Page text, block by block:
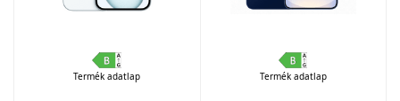
Termék adatlap Termék adatlap